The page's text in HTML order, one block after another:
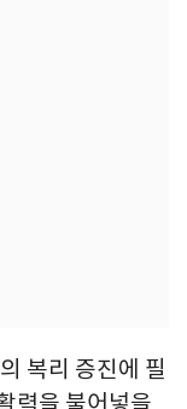
복리 증진에 필
력을 불어넣을